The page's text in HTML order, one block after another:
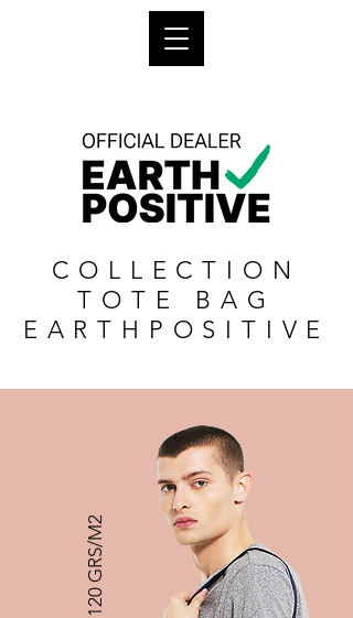
COLLECTION
TOTE BAG
EARTHPOSITIVE
120 GRS/M2